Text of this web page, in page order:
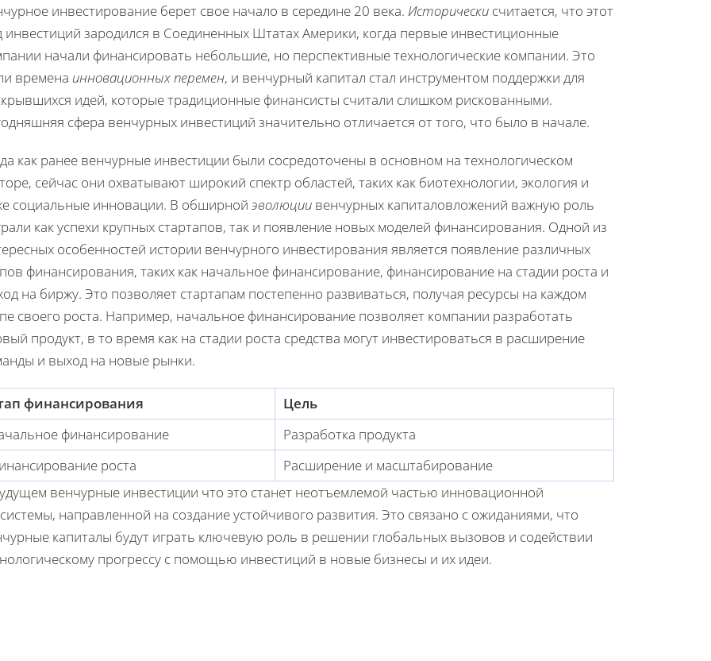
инвестирование берет свое начало в середине 20 века. Исторически считается, что этот
инвестиций зародился в Соединенных Штатах Америки, когда первые инвестиционные
начали финансировать небольшие, но перспективные технологические компании. Это
времена инновационных перемен, и венчурный капитал стал инструментом поддержки для
идей, которые традиционные финансисты считали слишком рискованными.
сфера венчурных инвестиций значительно отличается от того, что было в начале.
как ранее венчурные инвестиции были сосредоточены в основном на технологическом
сейчас они охватывают широкий спектр областей, таких как биотехнологии, экология и
социальные инновации. В обширной эволюции венчурных капиталовложений важную роль
как успехи крупных стартапов, так и появление новых моделей финансирования. Одной из
особенностей истории венчурного инвестирования является появление различных
финансирования, таких как начальное финансирование, финансирование на стадии роста и
на биржу. Это позволяет стартапам постепенно развиваться, получая ресурсы на каждом
своего роста. Например, начальное финансирование позволяет компании разработать
продукт, в то время как на стадии роста средства могут инвестироваться в расширение
и выход на новые рынки.
финансирования
Цель
финансирование
Разработка продукта
роста
Расширение и масштабирование
венчурные инвестиции что это станет неотъемлемой частью инновационной
направленной на создание устойчивого развития. Это связано с ожиданиями, что
капиталы будут играть ключевую роль в решении глобальных вызовов и содействии
прогрессу с помощью инвестиций в новые бизнесы и их идеи.